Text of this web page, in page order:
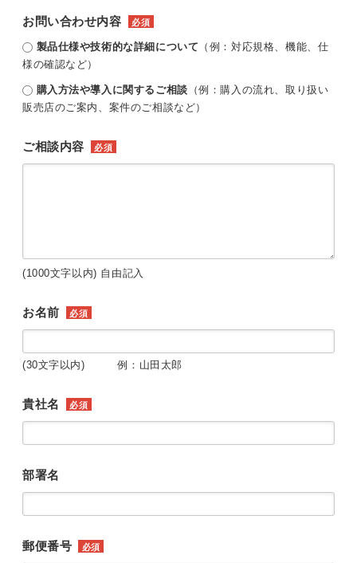
お問い合わせ内容 必須
製品仕様や技術的な詳細について （例：対応規格、機能、仕
様の確認など）
購入方法や導入に関するご相談 （例：購入の流れ、取り扱い
販売店のご案内、案件のご相談など）
ご相談内容 必須
(1000文字以内) 自由記入
お名前 必須
(30文字以内) 例：山田太郎
貴社名 必須
部署名
郵便番号 必須